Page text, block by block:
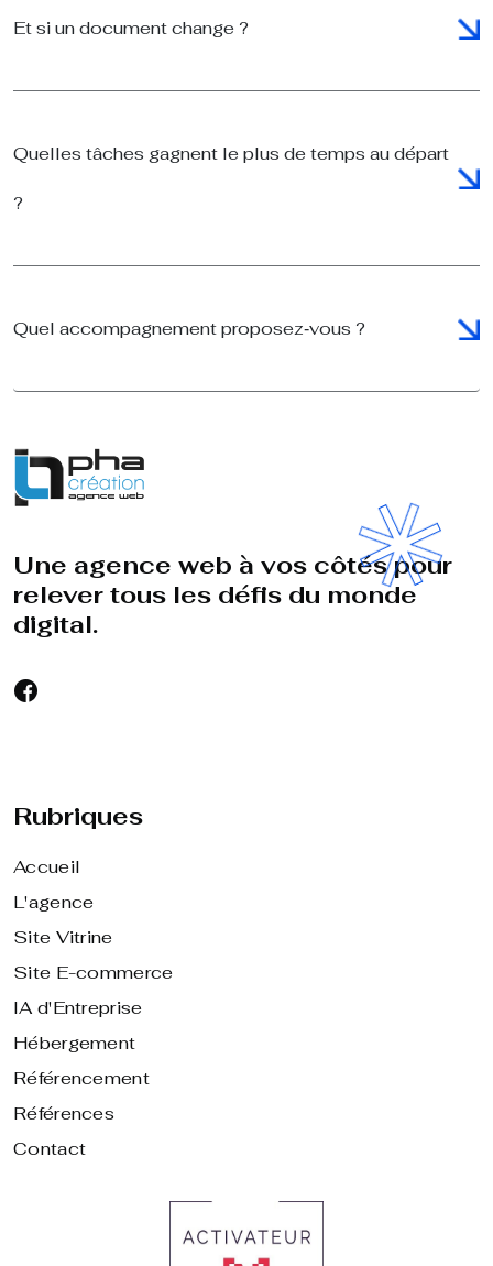
Et si un document change ?
Quelles tâches gagnent le plus de temps au départ
?
Quel accompagnement proposez‑vous ?
Une agence web à vos côtéspour
relever tous les défis du monde
digital.
Rubriques
Accueil
L'agence
Site Vitrine
Site E-commerce
IA d'Entreprise
Hébergement
Référencement
Références
Contact